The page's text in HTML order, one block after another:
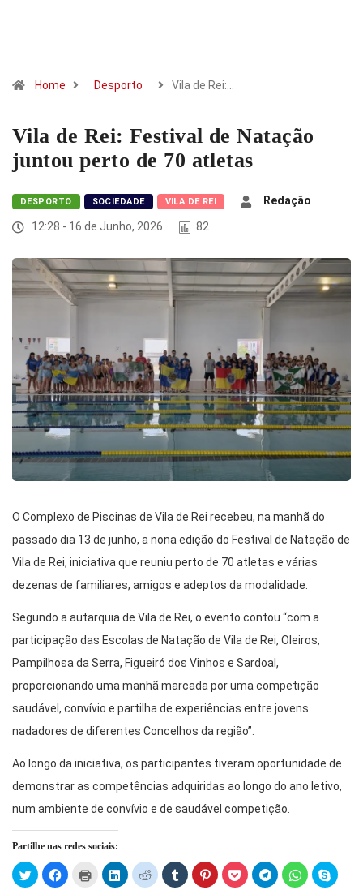
Home Desporto Vila de Rei:…
Vila de Rei: Festival de Natação
juntou perto de 70 atletas
DESPORTO SOCIEDADE VILA DE REI
Redação
12:28 - 16 de Junho, 2026
82
O Complexo de Piscinas de Vila de Rei recebeu, na manhã do
passado dia 13 de junho, a nona edição do Festival de Natação de
Vila de Rei, iniciativa que reuniu perto de 70 atletas e várias
dezenas de familiares, amigos e adeptos da modalidade.
Segundo a autarquia de Vila de Rei, o evento contou “com a
participação das Escolas de Natação de Vila de Rei, Oleiros,
Pampilhosa da Serra, Figueiró dos Vinhos e Sardoal,
proporcionando uma manhã marcada por uma competição
saudável, convívio e partilha de experiências entre jovens
nadadores de diferentes Concelhos da região”.
Ao longo da iniciativa, os participantes tiveram oportunidade de
demonstrar as competências adquiridas ao longo do ano letivo,
num ambiente de convívio e de saudável competição.
Partilhe nas redes sociais:
Click
to
Click
to
Click Click
to
Click
to
Click
to
Click
to
Click
to
Click
to
Click
to
Click
to